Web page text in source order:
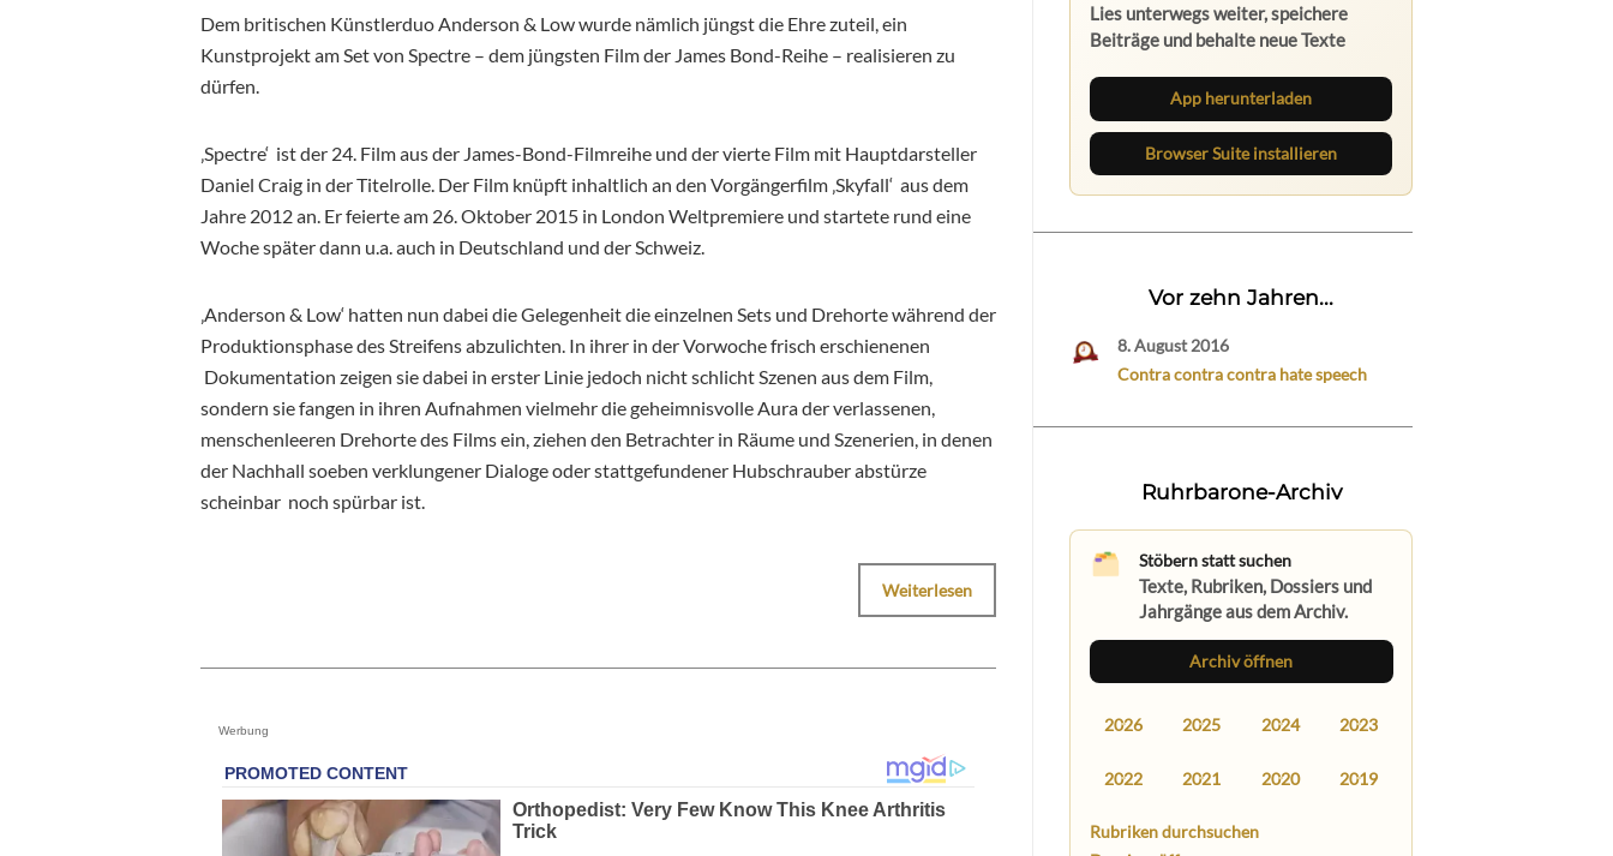
Dem britischen Künstlerduo Anderson & Low wurde nämlich jüngst die Ehre zuteil, ein
Kunstprojekt am Set von Spectre – dem jüngsten Film der James Bond-Reihe – realisieren zu
dürfen.
‚Spectre‘ ist der 24. Film aus der James-Bond-Filmreihe und der vierte Film mit Hauptdarsteller
Daniel Craig in der Titelrolle. Der Film knüpft inhaltlich an den Vorgängerfilm ‚Skyfall‘ aus dem
Jahre 2012 an. Er feierte am 26. Oktober 2015 in London Weltpremiere und startete rund eine
Woche später dann u.a. auch in Deutschland und der Schweiz.
‚Anderson & Low‘ hatten nun dabei die Gelegenheit die einzelnen Sets und Drehorte während der
Produktionsphase des Streifens abzulichten. In ihrer in der Vorwoche frisch erschienenen
Dokumentation zeigen sie dabei in erster Linie jedoch nicht schlicht Szenen aus dem Film,
sondern sie fangen in ihren Aufnahmen vielmehr die geheimnisvolle Aura der verlassenen,
menschenleeren Drehorte des Films ein, ziehen den Betrachter in Räume und Szenerien, in denen
der Nachhall soeben verklungener Dialoge oder stattgefundener Hubschrauber abstürze
scheinbar noch spürbar ist.
Weiterlesen
Werbung
Lies unterwegs weiter, speichere
Beiträge und behalte neue Texte
App herunterladen
Browser Suite installieren
Vor zehn Jahren...
8. August 2016
Contra contra contra hate speech
Ruhrbarone-Archiv
Stöbern statt suchen
Texte, Rubriken, Dossiers und
Jahrgänge aus dem Archiv.
Archiv öffnen
2026 2025 2024 2023
2022 2021 2020 2019
Rubriken durchsuchen